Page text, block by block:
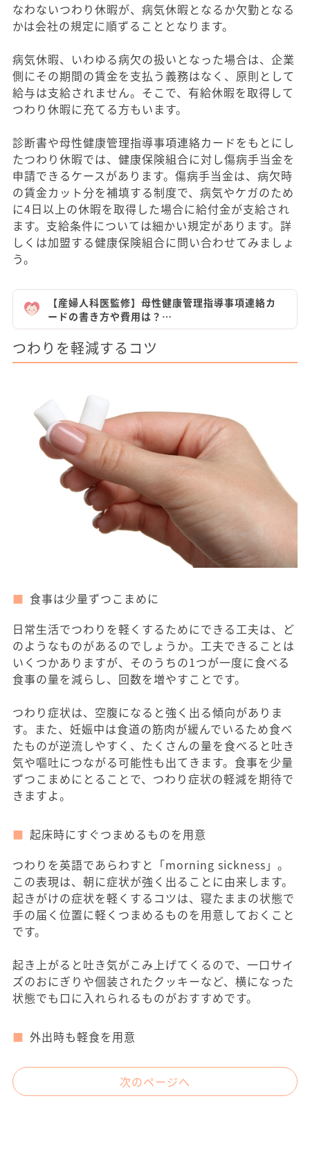
なわないつわり休暇が、病気休暇となるか欠勤となる
かは会社の規定に順ずることとなります。
病気休暇、いわゆる病欠の扱いとなった場合は、企業
側にその期間の賃金を支払う義務はなく、原則として
給与は支給されません。そこで、有給休暇を取得して
つわり休暇に充てる方もいます。
診断書や母性健康管理指導事項連絡カードをもとにし
たつわり休暇では、健康保険組合に対し傷病手当金を
申請できるケースがあります。傷病手当金は、病欠時
の賃金カット分を補填する制度で、病気やケガのため
に4日以上の休暇を取得した場合に給付金が支給され
ます。支給条件については細かい規定があります。詳
しくは加盟する健康保険組合に問い合わせてみましょ
う。
【産婦人科医監修】母性健康管理指導事項連絡カ
ードの書き方や費用は？…
つわりを軽減するコツ
食事は少量ずつこまめに
日常生活でつわりを軽くするためにできる工夫は、ど
のようなものがあるのでしょうか。工夫できることは
いくつかありますが、そのうちの1つが一度に食べる
食事の量を減らし、回数を増やすことです。
つわり症状は、空腹になると強く出る傾向がありま
す。また、妊娠中は食道の筋肉が緩んでいるため食べ
たものが逆流しやすく、たくさんの量を食べると吐き
気や嘔吐につながる可能性も出てきます。食事を少量
ずつこまめにとることで、つわり症状の軽減を期待で
きますよ。
起床時にすぐつまめるものを用意
つわりを英語であらわすと「morning sickness」。
この表現は、朝に症状が強く出ることに由来します。
起きがけの症状を軽くするコツは、寝たままの状態で
手の届く位置に軽くつまめるものを用意しておくこと
です。
起き上がると吐き気がこみ上げてくるので、一口サイ
ズのおにぎりや個装されたクッキーなど、横になった
状態でも口に入れられるものがおすすめです。
外出時も軽食を用意
次のページへ